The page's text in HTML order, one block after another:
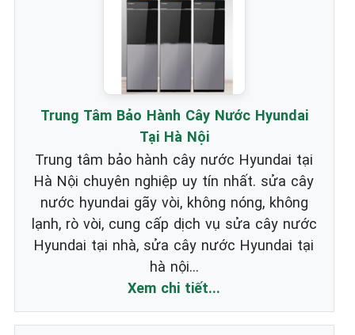
Trung Tâm Bảo Hành Cây Nước Hyundai
Tại Hà Nội
Trung tâm bảo hành cây nước Hyundai tại
Hà Nội chuyên nghiệp uy tín nhất. sửa cây
nước hyundai gãy vòi, không nóng, không
lạnh, rò vòi, cung cấp dịch vụ sửa cây nước
Hyundai tại nhà, sửa cây nước Hyundai tại
hà nội...
Xem chi tiết...